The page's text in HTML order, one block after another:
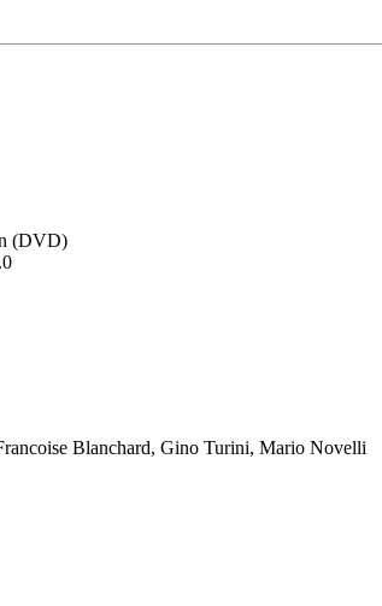
(DVD)
Blanchard, Gino Turini, Mario Novelli